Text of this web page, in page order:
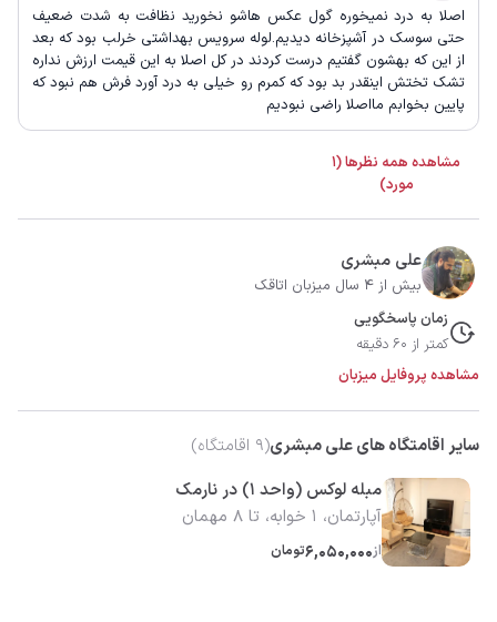
اصلا به درد نمیخوره گول عکس هاشو نخورید نظافت به شدت ضعیف
حتی سوسک در آشپزخانه دیدیم.لوله سرویس بهداشتی خرلب بود که بعد
از این که بهشون گفتیم درست کردند در کل اصلا به این قیمت ارزش نداره
تشک تختش اینقدر بد بود که کمرم رو خیلی به درد آورد فرش هم نبود که
پایین بخوابم مااصلا راضی نبودیم
مشاهده همه نظرها (1
مورد)
علی مبشری
بیش از 4 سال میزبان اتاقک
زمان پاسخگویی
کمتر از 60 دقیقه
مشاهده پروفایل میزبان
سایر اقامتگاه های علی مبشری(
9 اقامتگاه)
مبله لوکس (واحد ۱) در نارمک
آپارتمان، 1 خوابه، تا 8 مهمان
از6,050,000تومان